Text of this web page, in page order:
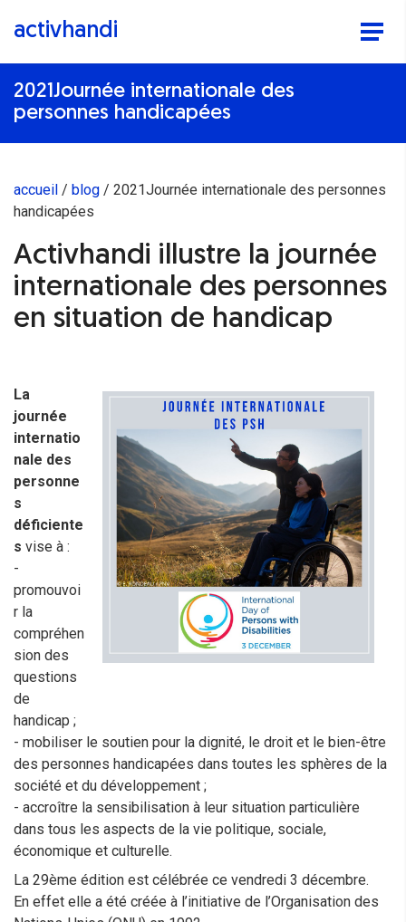
activhandi
2021Journée internationale des
personnes handicapées
accueil blog
2021Journée internationale des personnes
handicapées
Activhandi illustre la journée
internationale des personnes
en situation de handicap
La
journée
internatio
nale des
personne
s
déficiente
s vise à :
-
promouvoi
r la
compréhen
sion des
questions
de
handicap ;
- mobiliser le soutien pour la dignité, le droit et le bien-être
des personnes handicapées dans toutes les sphères de la
société et du développement ;
- accroître la sensibilisation à leur situation particulière
dans tous les aspects de la vie politique, sociale,
économique et culturelle.
La 29ème édition est célébrée ce vendredi 3 décembre.
En effet elle a été créée à l’initiative de l’Organisation des